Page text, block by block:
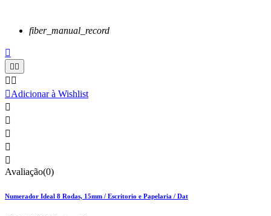
fiber_manual_record

 
 
Adicionar à Wishlist





Avaliação(0)
Numerador Ideal 8 Rodas, 15mm / Escritorio e Papelaria / Dat